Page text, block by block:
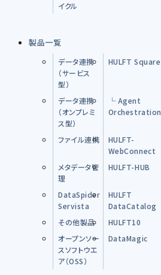
イクル
製品一覧
データ連携
（サービス
型）
HULFT Square
データ連携
（オンプレミ
ス型）
└ Agent
Orchestration
ファイル連携
HULFT-
WebConnect
メタデータ管
理
HULFT-HUB
DataSpider
Servista
HULFT
DataCatalog
その他製品
HULFT10
オープンソー
スソフトウエ
ア（OSS）
DataMagic